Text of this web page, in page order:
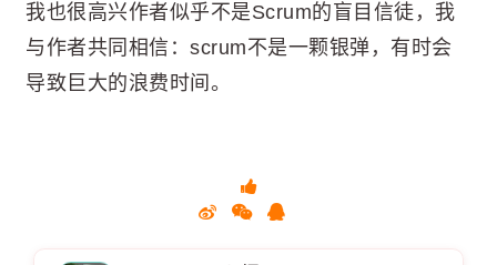
我也很高兴作者似乎不是Scrum的盲目信徒，我
与作者共同相信：scrum不是一颗银弹，有时会
导致巨大的浪费时间。